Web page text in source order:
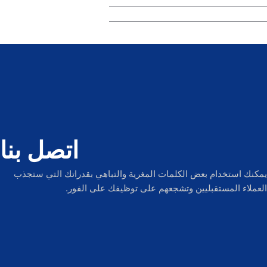
اتصل بنا
يمكنك استخدام بعض الكلمات المغرية والتباهي بقدراتك التي ستجذب
العملاء المستقبليين وتشجعهم على توظيفك على الفور.